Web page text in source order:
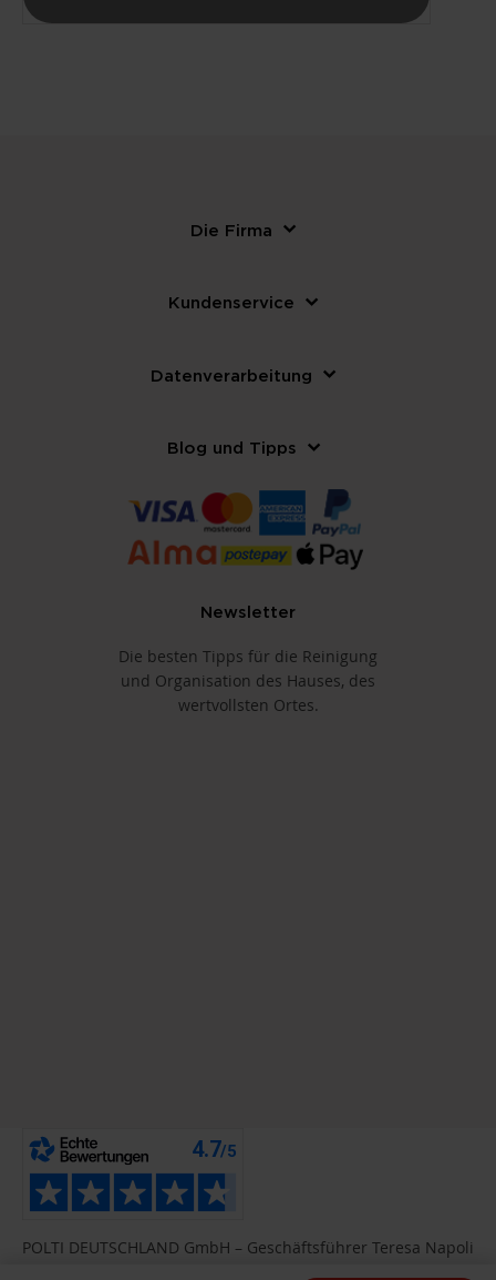
Die Firma
Kundenservice
Datenverarbeitung
Blog und Tipps
Newsletter
Die besten Tipps für die Reinigung
und Organisation des Hauses, des
wertvollsten Ortes.
POLTI DEUTSCHLAND GmbH – Geschäftsführer Teresa Napoli